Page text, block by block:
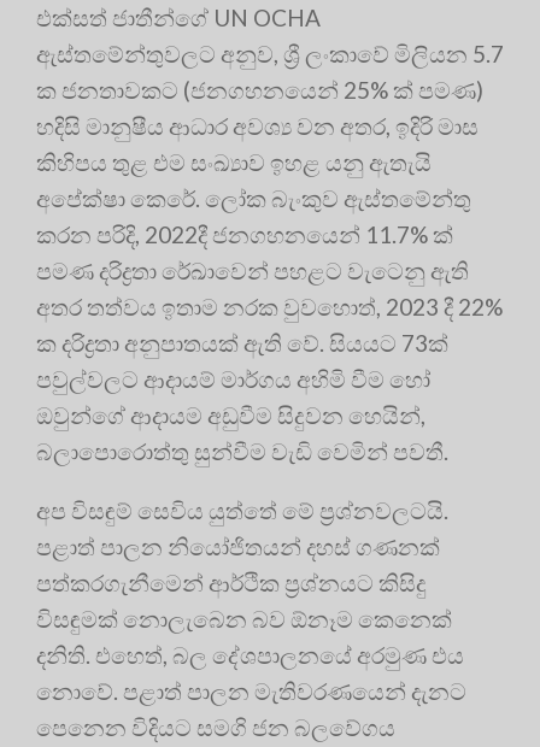
එක්සත් ජාතීන්ගේ UN OCHA
ඇස්තමේන්තුවලට අනුව, ශ්‍රී ලංකාවේ මිලියන 5.7
ක ජනතාවකට (ජනගහනයෙන් 25% ක් පමණ)
හදිසි මානුෂීය ආධාර අවශ්‍ය වන අතර, ඉදිරි මාස
කිහිපය තුළ එම සංඛ්‍යාව ඉහළ යනු ඇතැයි
අපේක්ෂා කෙරේ. ලෝක බැංකුව ඇස්තමේන්තු
කරන පරිදි, 2022දී ජනගහනයෙන් 11.7% ක්
පමණ දරිද්‍රතා රේඛාවෙන් පහළට වැටෙනු ඇති
අතර තත්වය ඉතාම නරක වුවහොත්, 2023 දී 22%
ක දරිද්‍රතා අනුපාතයක් ඇති වේ. සියයට 73ක්
පවුල්වලට ආදායම් මාර්ගය අහිමි වීම හෝ
ඔවුන්ගේ ආදායම අඩුවීම සිදුවන හෙයින්,
බලාපොරොත්තු සුන්වීම වැඩි වෙමින් පවතී.
අප විසඳුම් සෙවිය යුත්තේ මේ ප්‍රශ්නවලටයි.
පළාත් පාලන නියෝජිතයන් දහස් ගණනක්
පත්කරගැනීමෙන් ආර්ථික ප්‍රශ්නයට කිසිදු
විසඳුමක් නොලැබෙන බව ඕනෑම කෙනෙක්
දනිති. එහෙත්, බල දේශපාලනයේ අරමුණ එය
නොවේ. පළාත් පාලන මැතිවරණයෙන් දැනට
පෙනෙන විදියට සමගි ජන බලවේගය